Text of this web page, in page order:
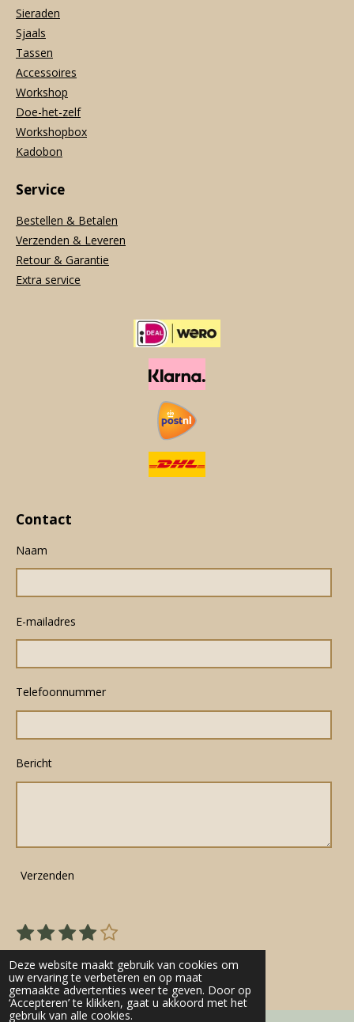
Deze website maakt gebruik van cookies om
uw ervaring te verbeteren en op maat
gemaakte advertenties weer te geven. Door op
‘Accepteren’ te klikken, gaat u akkoord met het
gebruik van alle cookies.
Sieraden
Sjaals
Tassen
Accessoires
Workshop
Doe-het-zelf
Workshopbox
Kadobon
Service
Bestellen & Betalen
Verzenden & Leveren
Retour & Garantie
Extra service
Contact
Naam
E-mailadres
Telefoonnummer
Bericht
Verzenden
R
a
t
i
n
1
s
t
e
r
2
s
t
e
r
3
s
t
e
r
4
s
t
e
r
5
s
t
e
r
S
e
m
m
e
22 stemmen